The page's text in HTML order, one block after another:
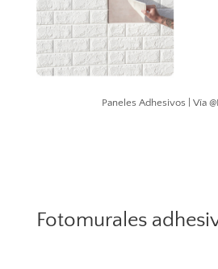
Paneles Adhesivos | Vía
Fotomurales